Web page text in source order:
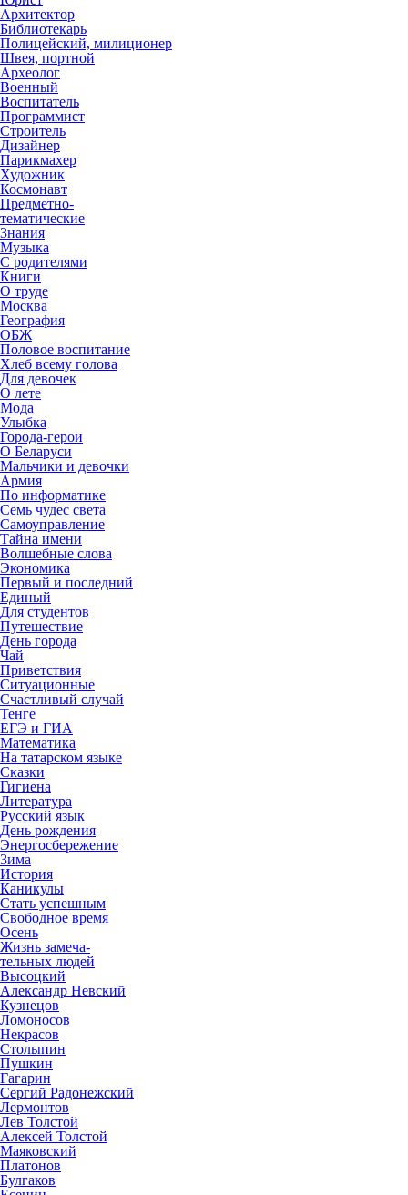
Архитектор
Библиотекарь
Полицейский, милиционер
Швея, портной
Археолог
Военный
Воспитатель
Программист
Строитель
Дизайнер
Парикмахер
Художник
Космонавт
Предметно-
тематические
Знания
Музыка
С родителями
Книги
О труде
Москва
География
ОБЖ
Половое воспитание
Хлеб всему голова
Для девочек
О лете
Мода
Улыбка
Города-герои
О Беларуси
Мальчики и девочки
Армия
По информатике
Семь чудес света
Самоуправление
Тайна имени
Волшебные слова
Экономика
Первый и последний
Единый
Для студентов
Путешествие
День города
Чай
Приветствия
Ситуационные
Счастливый случай
Тенге
ЕГЭ и ГИА
Математика
На татарском языке
Сказки
Гигиена
Литература
Русский язык
День рождения
Энергосбережение
Зима
История
Каникулы
Стать успешным
Свободное время
Осень
Жизнь замеча-
тельных людей
Высоцкий
Александр Невский
Кузнецов
Ломоносов
Некрасов
Столыпин
Пушкин
Гагарин
Сергий Радонежский
Лермонтов
Лев Толстой
Алексей Толстой
Маяковский
Платонов
Булгаков